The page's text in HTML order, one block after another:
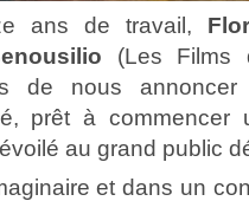
ans de travail,
(Les Films
de nous
prêt à commencer
au grand public
et dans un